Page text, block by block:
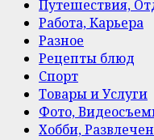
Путешествия,
Работа, Карьера
Разное
Рецепты блюд
Спорт
Товары и Услуги
Фото,
Хобби,